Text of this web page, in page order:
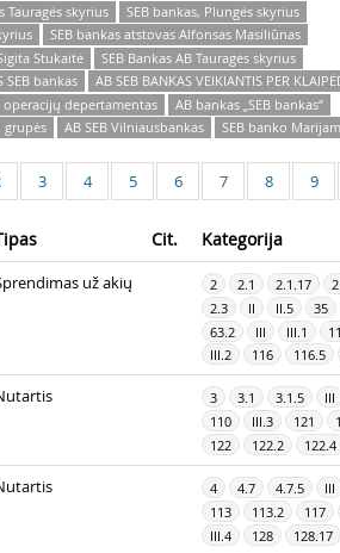
Tauragės skyrius
SEB bankas, Plungės skyrius
SEB bankas atstovas Alfonsas Masiliūnas
Stukaitė
SEB Bankas AB Tauragės skyrius
SEB bankas
AB SEB BANKAS VEIKIANTIS PER
operacijų depertamentas
AB bankas „SEB bankas“
grupės
AB SEB Vilniausbankas
SEB banko
3 4 5 6 7 8 9
Cit. Kategorija
už akių 2 2.1 2.1.17
2.3
II II.5 35
63.2
III III.1
III.2
116 116.5
3 3.1 3.1.5 III
110
III.3 121
122
122.2 122.4
4 4.7 4.7.5 III
113
113.2 117
III.4
128 128.17